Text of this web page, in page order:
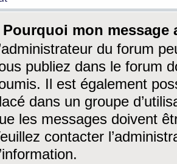
Pourquoi mon message
du forum
publiez dans le forum
Il est également
dans un groupe
les messages doivent
contacter